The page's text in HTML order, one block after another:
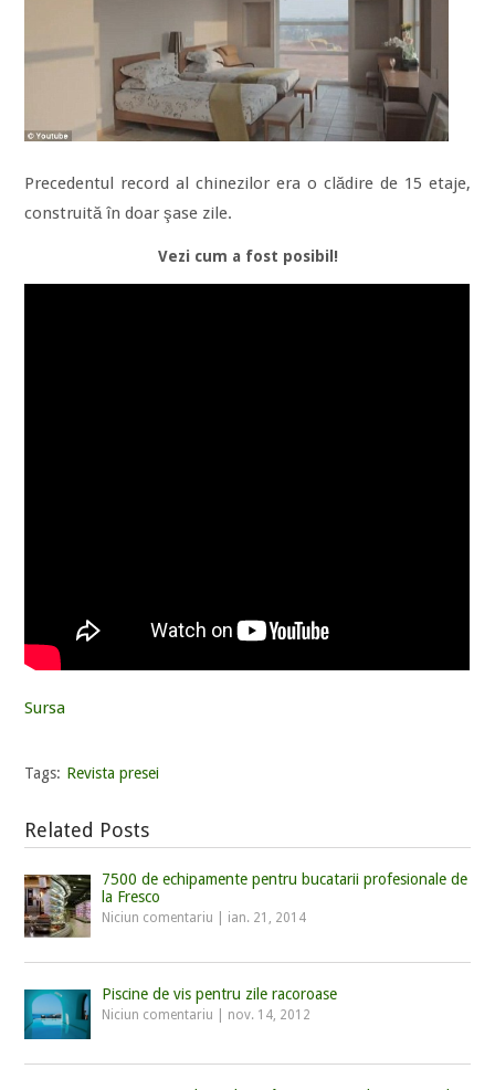
Precedentul record al chinezilor era o clădire de 15 etaje,
construită în doar şase zile.
Vezi cum a fost posibil!
Sursa
Tags: Revista presei
Related Posts
7500 de echipamente pentru bucatarii profesionale de
la Fresco
Niciun comentariu ian. 21, 2014
Piscine de vis pentru zile racoroase
Niciun comentariu nov. 14, 2012